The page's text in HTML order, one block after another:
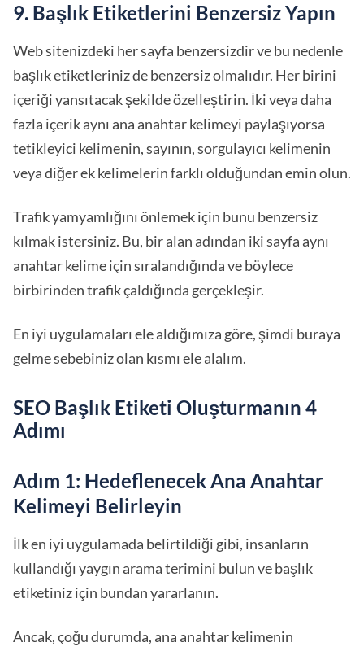
9. Başlık Etiketlerini Benzersiz Yapın
Web sitenizdeki her sayfa benzersizdir ve bu nedenle
başlık etiketleriniz de benzersiz olmalıdır. Her birini
içeriği yansıtacak şekilde özelleştirin. İki veya daha
fazla içerik aynı ana anahtar kelimeyi paylaşıyorsa
tetikleyici kelimenin, sayının, sorgulayıcı kelimenin
veya diğer ek kelimelerin farklı olduğundan emin olun.
Trafik yamyamlığını önlemek için bunu benzersiz
kılmak istersiniz. Bu, bir alan adından iki sayfa aynı
anahtar kelime için sıralandığında ve böylece
birbirinden trafik çaldığında gerçekleşir.
En iyi uygulamaları ele aldığımıza göre, şimdi buraya
gelme sebebiniz olan kısmı ele alalım.
SEO Başlık Etiketi Oluşturmanın 4
Adımı
Adım 1: Hedeflenecek Ana Anahtar
Kelimeyi Belirleyin
İlk en iyi uygulamada belirtildiği gibi, insanların
kullandığı yaygın arama terimini bulun ve başlık
etiketiniz için bundan yararlanın.
Ancak, çoğu durumda, ana anahtar kelimenin